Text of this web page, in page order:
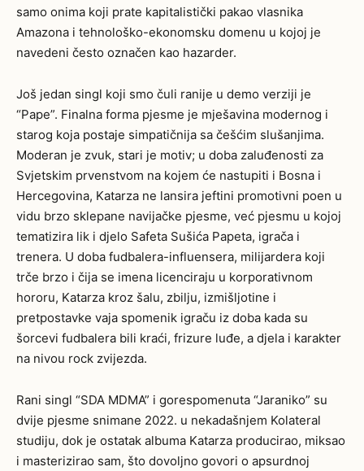
samo onima koji prate kapitalistički pakao vlasnika
Amazona i tehnološko-ekonomsku domenu u kojoj je
navedeni često označen kao hazarder.
Još jedan singl koji smo čuli ranije u demo verziji je
“Pape”. Finalna forma pjesme je mješavina modernog i
starog koja postaje simpatičnija sa češćim slušanjima.
Moderan je zvuk, stari je motiv; u doba zaluđenosti za
Svjetskim prvenstvom na kojem će nastupiti i Bosna i
Hercegovina, Katarza ne lansira jeftini promotivni poen u
vidu brzo sklepane navijačke pjesme, već pjesmu u kojoj
tematizira lik i djelo Safeta Sušića Papeta, igrača i
trenera. U doba fudbalera-influensera, milijardera koji
trče brzo i čija se imena licenciraju u korporativnom
hororu, Katarza kroz šalu, zbilju, izmišljotine i
pretpostavke vaja spomenik igraču iz doba kada su
šorcevi fudbalera bili kraći, frizure luđe, a djela i karakter
na nivou rock zvijezda.
Rani singl “SDA MDMA” i gorespomenuta “Jaraniko” su
dvije pjesme snimane 2022. u nekadašnjem Kolateral
studiju, dok je ostatak albuma Katarza producirao, miksao
i masterizirao sam, što dovoljno govori o apsurdnoj